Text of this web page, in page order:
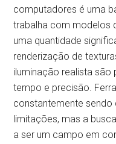
computadores é uma
trabalha com modelos
uma quantidade
renderização de
iluminação realista
tempo e precisão.
constantemente sendo
limitações, mas a
a ser um campo em